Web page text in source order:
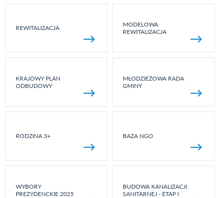
REWITALIZACJA
MODELOWA
REWITALIZACJA
KRAJOWY PLAN
ODBUDOWY
MŁODZIEŻOWA RADA
GMINY
RODZINA 3+ BAZA NGO
WYBORY
PREZYDENCKIE 2025
BUDOWA KANALIZACJI
SANITARNEJ - ETAP I